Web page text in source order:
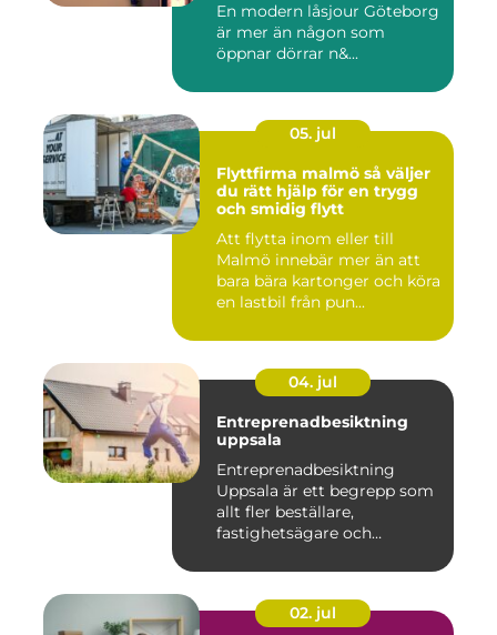
En modern låsjour Göteborg
är mer än någon som
öppnar dörrar n&...
05. jul
Flyttfirma malmö så väljer
du rätt hjälp för en trygg
och smidig flytt
Att flytta inom eller till
Malmö innebär mer än att
bara bära kartonger och köra
en lastbil från pun...
04. jul
Entreprenadbesiktning
uppsala
Entreprenadbesiktning
Uppsala är ett begrepp som
allt fler beställare,
fastighetsägare och
02. jul